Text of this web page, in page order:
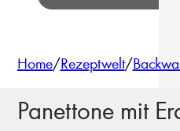
Home/Rezeptwelt/
Panettone mit